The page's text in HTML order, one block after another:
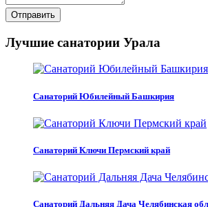
Отправить
Лучшие санатории Урала
Санаторий Юбилейный Башкирия
Санаторий Ключи Пермский край
Санаторий Дальняя Дача Челябинская